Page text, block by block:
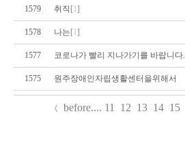
1579 취직 [1]
1578 나는 [1]
1577 코로나가 빨리 지나가기를 바랍니다.
1575 원주장애인자립생활센터을위해서
《 before.... 11 12 13 14 15